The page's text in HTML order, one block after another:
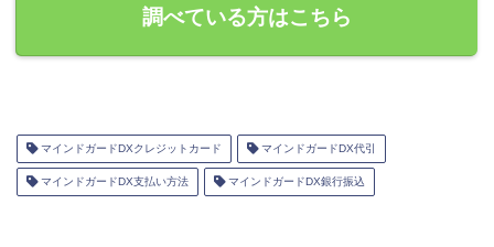
調べている方はこちら
マインドガードDXクレジットカード マインドガードDX代引
マインドガードDX支払い方法 マインドガードDX銀行振込